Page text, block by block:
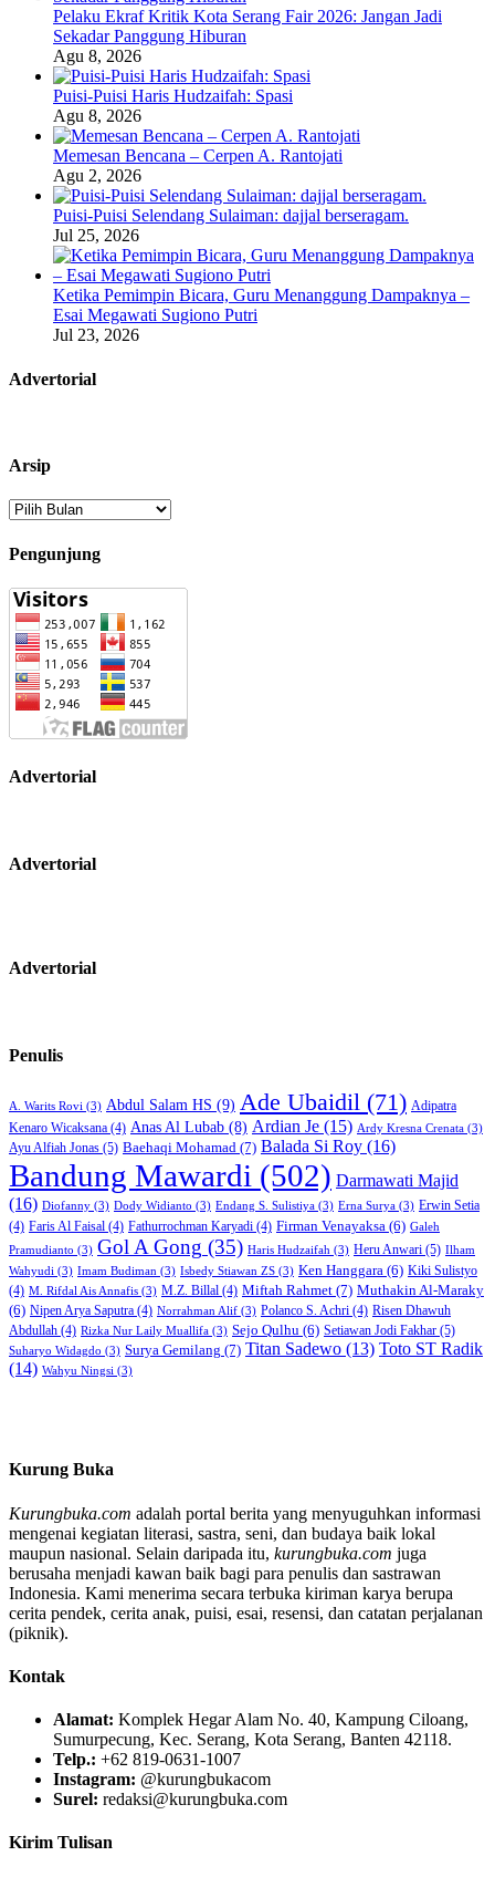
Pelaku Ekraf Kritik Kota Serang Fair 2026: Jangan Jadi
Sekadar Panggung Hiburan
Agu 8, 2026
Puisi-Puisi Haris Hudzaifah: Spasi
Agu 8, 2026
Memesan Bencana – Cerpen A. Rantojati
Agu 2, 2026
Puisi-Puisi Selendang Sulaiman: dajjal berseragam.
Jul 25, 2026
Ketika Pemimpin Bicara, Guru Menanggung Dampaknya –
Esai Megawati Sugiono Putri
Jul 23, 2026
Advertorial
Arsip
Arsip
Pengunjung
Advertorial
Advertorial
Advertorial
Penulis
A. Warits Rovi (3) Abdul Salam HS (9) Ade Ubaidil (71) Adipatra
Kenaro Wicaksana (4) Anas Al Lubab (8) Ardian Je (15) Ardy Kresna Crenata (3)
Ayu Alfiah Jonas (5) Baehaqi Mohamad (7) Balada Si Roy (16)
Bandung Mawardi (502) Darmawati Majid
(16) Diofanny (3) Dody Widianto (3) Endang S. Sulistiya (3) Erna Surya (3) Erwin Setia
(4) Faris Al Faisal (4) Fathurrochman Karyadi (4) Firman Venayaksa (6) Galeh
Pramudianto (3) Gol A Gong (35) Haris Hudzaifah (3) Heru Anwari (5) Ilham
Wahyudi (3) Imam Budiman (3) Isbedy Stiawan ZS (3) Ken Hanggara (6) Kiki Sulistyo
(4) M. Rifdal Ais Annafis (3) M.Z. Billal (4) Miftah Rahmet (7) Muthakin Al-Maraky
(6) Nipen Arya Saputra (4) Norrahman Alif (3) Polanco S. Achri (4) Risen Dhawuh
Abdullah (4) Rizka Nur Laily Muallifa (3) Sejo Qulhu (6) Setiawan Jodi Fakhar (5)
Suharyo Widagdo (3) Surya Gemilang (7) Titan Sadewo (13) Toto ST Radik
(14) Wahyu Ningsi (3)
Kurung Buka
Kurungbuka.com adalah portal berita yang menyuguhkan informasi
mengenai kegiatan literasi, sastra, seni, dan budaya baik lokal
maupun nasional. Selain daripada itu, kurungbuka.com juga
berusaha menjadi kawan baik bagi para penulis dan sastrawan
Indonesia. Kami menerima secara terbuka kiriman karya berupa
cerita pendek, cerita anak, puisi, esai, resensi, dan catatan perjalanan
(piknik).
Kontak
Alamat: Komplek Hegar Alam No. 40, Kampung Ciloang,
Sumurpecung, Kec. Serang, Kota Serang, Banten 42118.
Telp.: +62 819-0631-1007
Instagram: @kurungbukacom
Surel: redaksi@kurungbuka.com
Kirim Tulisan